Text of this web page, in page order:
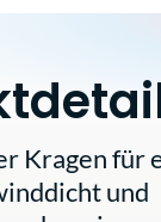
Kragen für
und